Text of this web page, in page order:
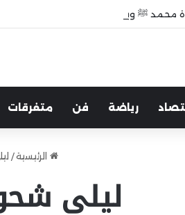
محمد ﷺ وبعد وفاته”
رياضة فن متفرقات
الرئيسية/
ليلى